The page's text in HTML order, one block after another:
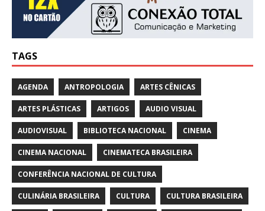
TAGS
AGENDA ANTROPOLOGIA ARTES CÊNICAS
ARTES PLÁSTICAS ARTIGOS AUDIO VISUAL
AUDIOVISUAL BIBLIOTECA NACIONAL CINEMA
CINEMA NACIONAL CINEMATECA BRASILEIRA
CONFERÊNCIA NACIONAL DE CULTURA
CULINÁRIA BRASILEIRA CULTURA CULTURA BRASILEIRA